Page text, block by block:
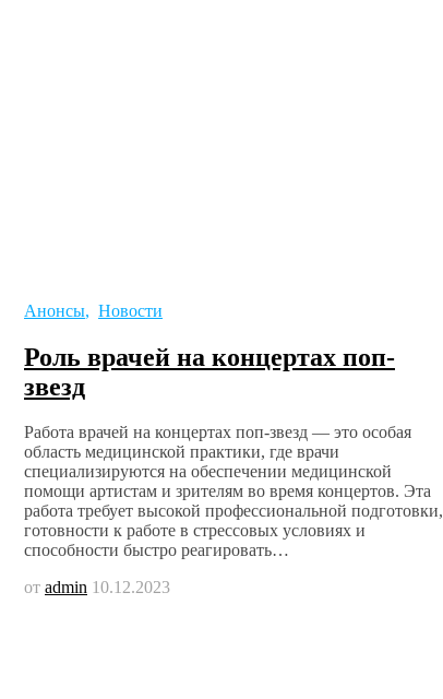
Анонсы, Новости
Роль врачей на концертах поп-
звезд
Работа врачей на концертах поп-звезд — это особая
область медицинской практики, где врачи
специализируются на обеспечении медицинской
помощи артистам и зрителям во время концертов. Эта
работа требует высокой профессиональной подготовки,
готовности к работе в стрессовых условиях и
способности быстро реагировать…
от admin 10.12.2023